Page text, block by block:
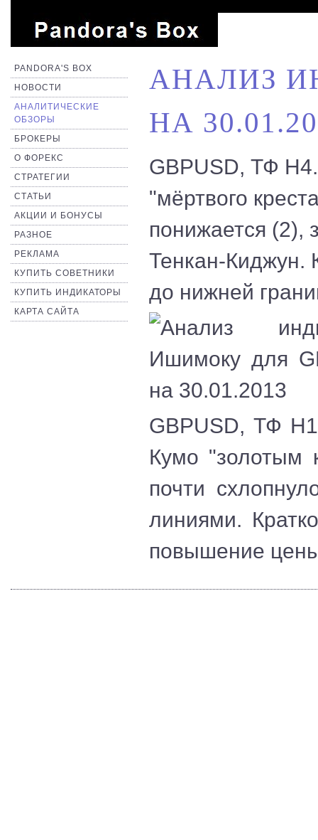
PANDORA'S BOX
НОВОСТИ
АНАЛИТИЧЕСКИЕ
ОБЗОРЫ
БРОКЕРЫ
О ФОРЕКС
СТРАТЕГИИ
СТАТЬИ
АКЦИИ И БОНУСЫ
РАЗНОЕ
РЕКЛАМА
КУПИТЬ СОВЕТНИКИ
КУПИТЬ ИНДИКАТОРЫ
КАРТА САЙТА
АНАЛИЗ
НА
GBPUSD, ТФ
"мёртвого
понижается (2),
Тенкан-Киджун.
до нижней
GBPUSD, ТФ
Кумо "золотым
почти
линиями.
повышение